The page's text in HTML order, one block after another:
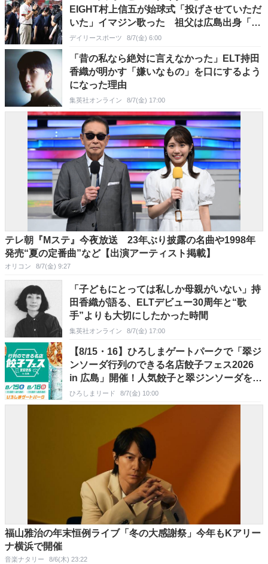
EIGHT村上信五が始球式「投げさせていただ
いた」イマジン歌った 祖父は広島出身「感
謝なんだと言われていた」
デイリースポーツ 8/7(金) 6:00
「昔の私なら絶対に言えなかった」ELT持田
香織が明かす「嫌いなもの」を口にするよう
になった理由
集英社オンライン 8/7(金) 17:00
テレ朝『Mステ』今夜放送 23年ぶり披露の名曲や1998年
発売“夏の定番曲”など【出演アーティスト掲載】
オリコン 8/7(金) 9:27
「子どもにとっては私しか母親がいない」持
田香織が語る、ELTデビュー30周年と“歌
手”よりも大切にしたかった時間
集英社オンライン 8/7(金) 17:00
【8/15・16】ひろしまゲートパークで「翠ジ
ンソーダ行列のできる名店餃子フェス2026
in 広島」開催！人気餃子と翠ジンソーダを楽
しもう！
ひろしまリード 8/7(金) 10:00
福山雅治の年末恒例ライブ「冬の大感謝祭」今年もKアリー
ナ横浜で開催
音楽ナタリー 8/6(木) 23:22